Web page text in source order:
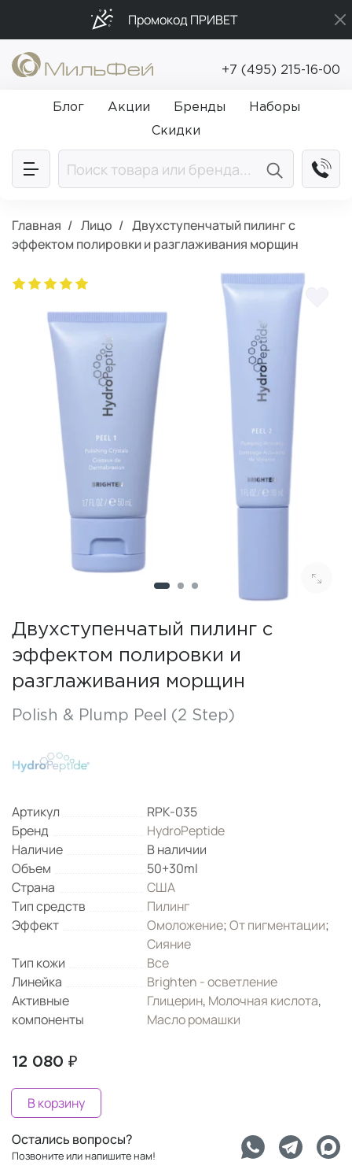
Промокод ПРИВЕТ
Подарки в каждый заказ от 5 000₽
Бесплатная доставка от 5 000₽
+7 (495) 215-16-00
Блог Акции Бренды
Наборы
Скидки
Главная Лицо
Двухступенчатый пилинг с
эффектом полировки и разглаживания морщин
Двухступенчатый пилинг с
эффектом полировки и
разглаживания морщин
Polish & Plump Peel (2 Step)
Артикул
RPK-035
Бренд
HydroPeptide
Наличие
В наличии
Объем
50+30ml
Страна
США
Тип средств
Пилинг
Эффект
Омоложение;От пигментации;
Сияние
Тип кожи
Все
Линейка
Brighten - осветление
Активные
компоненты
Глицерин, Молочная кислота,
Масло ромашки
12 080 ₽
В корзину
Остались вопросы?
Позвоните или напишите нам!